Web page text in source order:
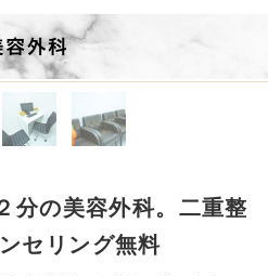
分の美容外科。二重整
セリング無料